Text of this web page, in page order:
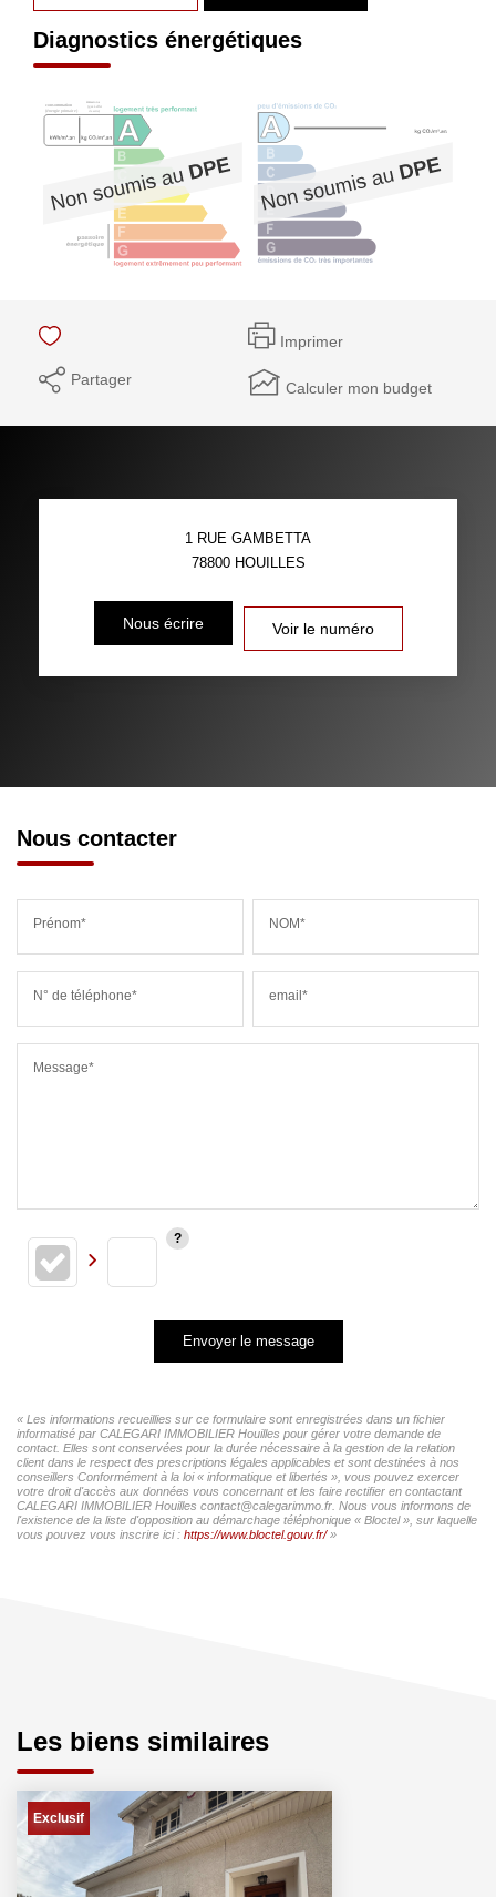
Diagnostics énergétiques
Imprimer
Partager Calculer mon budget
1 RUE GAMBETTA
78800 HOUILLES
Nous écrire Voir le numéro
Nous contacter
Prénom* NOM*
N° de téléphone* email*
Message*
Envoyer le message
« Les informations recueillies sur ce formulaire sont enregistrées dans un fichier
informatisé par CALEGARI IMMOBILIER Houilles pour gérer votre demande de
contact. Elles sont conservées pour la durée nécessaire à la gestion de la relation
client dans le respect des prescriptions légales applicables et sont destinées à nos
conseillers Conformément à la loi « informatique et libertés », vous pouvez exercer
votre droit d'accès aux données vous concernant et les faire rectifier en contactant
CALEGARI IMMOBILIER Houilles contact@calegarimmo.fr. Nous vous informons de
l'existence de la liste d'opposition au démarchage téléphonique « Bloctel », sur laquelle
vous pouvez vous inscrire ici : https://www.bloctel.gouv.fr/»
Les biens similaires
Exclusif